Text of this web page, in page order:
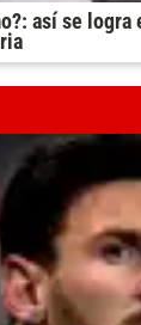
así se